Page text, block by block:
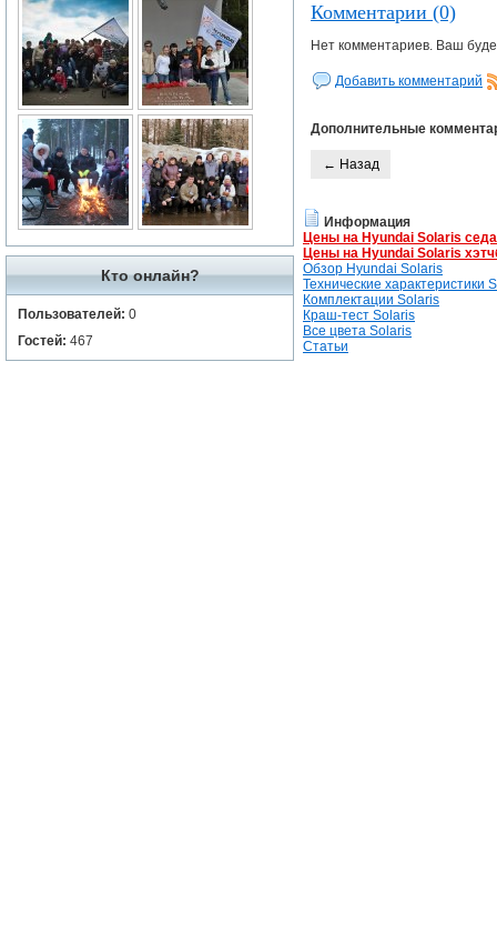
Кто онлайн?
Пользователей: 0
Гостей: 467
Комментарии (0)
Нет комментариев. Ваш
Добавить комментарий
Дополнительные
← Назад
Информация
Цены на Hyundai Solaris
Цены на Hyundai Solaris
Обзор Hyundai Solaris
Технические характеристики
Комплектации Solaris
Краш-тест Solaris
Все цвета Solaris
Статьи